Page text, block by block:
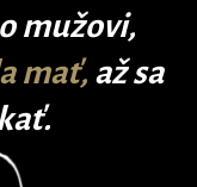
mužovi,
mať, až sa